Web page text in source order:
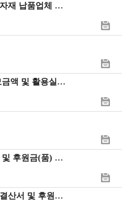
2026년 계명원 종합식자재 납품업체 선정 입찰 공고
2025년 연간 기부금 모금액 및 활용실적 명세서 공지
2025년 계명원 결산서 및 후원금(품) 수입사용 보고서
2025년 청풍복지재단 결산서 및 후원금 수입사용 보고서